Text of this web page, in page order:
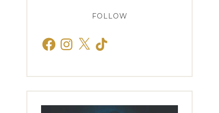
FOLLOW
FacebookInstagram
X TikTok